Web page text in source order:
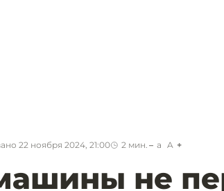
22 ноября 2024, 21:00 2 мин. a A
не